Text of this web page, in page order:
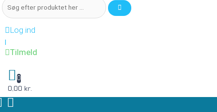
Log ind
|
Tilmeld
0
0,00 kr.